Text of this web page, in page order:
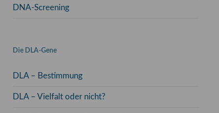
DNA-Screening
Die DLA-Gene
DLA – Bestimmung
DLA – Vielfalt oder nicht?